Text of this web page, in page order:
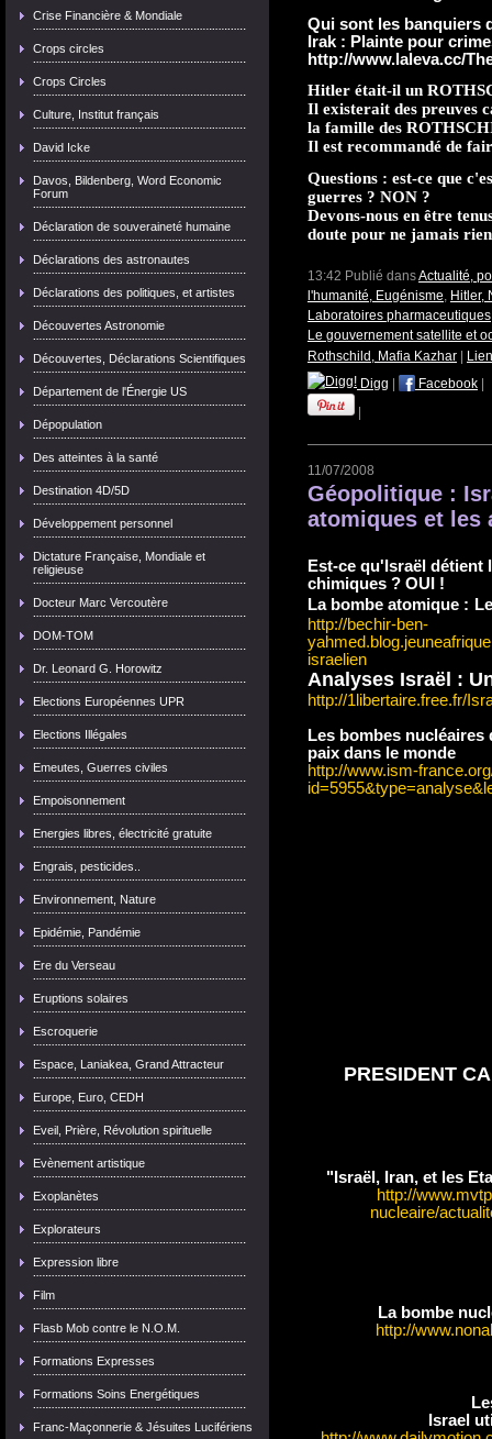
Crise Financière & Mondiale
Crops circles
Crops Circles
Culture, Institut français
David Icke
Davos, Bildenberg, Word Economic
Forum
Déclaration de souveraineté humaine
Déclarations des astronautes
Déclarations des politiques, et artistes
Découvertes Astronomie
Découvertes, Déclarations Scientifiques
Département de l'Énergie US
Dépopulation
Des atteintes à la santé
Destination 4D/5D
Développement personnel
Dictature Française, Mondiale et
religieuse
Docteur Marc Vercoutère
DOM-TOM
Dr. Leonard G. Horowitz
Elections Européennes UPR
Elections Illégales
Emeutes, Guerres civiles
Empoisonnement
Energies libres, électricité gratuite
Engrais, pesticides..
Environnement, Nature
Epidémie, Pandémie
Ere du Verseau
Eruptions solaires
Escroquerie
Espace, Laniakea, Grand Attracteur
Europe, Euro, CEDH
Eveil, Prière, Révolution spirituelle
Evènement artistique
Exoplanètes
Explorateurs
Expression libre
Film
Flasb Mob contre le N.O.M.
Formations Expresses
Formations Soins Energétiques
Franc-Maçonnerie & Jésuites Lucifériens
Qui sont les banquiers
Irak : Plainte pour
http://www.laleva.cc/
Hitler était-il un
Il existerait des preuves
la famille des
Il est recommandé de
Questions : est-ce que
guerres ? NON ?
Devons-nous en être
doute pour ne jamais
13:42 Publié dansActualité,
l'humanité, Eugénisme, Hitler,
Laboratoires pharmaceutiques
Le gouvernement satellite et
Rothschild, Mafia Kazhar
Digg
Facebook
11/07/2008
Géopolitique :
atomiques et les
Est-ce qu'Israël détient
chimiques ? OUI !
La bombe atomique :
http://bechir-ben-
israelien
Analyses Israël :
http://1libertaire.free.fr/
Les bombes
paix dans le monde
http://www.ism-
PRESIDENT
"Israël, Iran, et les
http://
nucleaire/
La bombe
http://
Israel